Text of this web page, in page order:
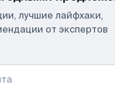
лучшие лайфхаки,
от экспертов